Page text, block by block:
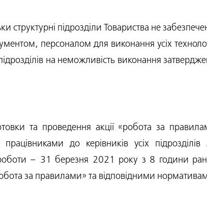
структурні підрозділи Товариства не
персоналом для виконання усіх
на неможливість виконання
та проведення акції «робота за
працівниками до керівників усіх
роботи – 31 березня 2021 року з 8 години
за правилами» та відповідними